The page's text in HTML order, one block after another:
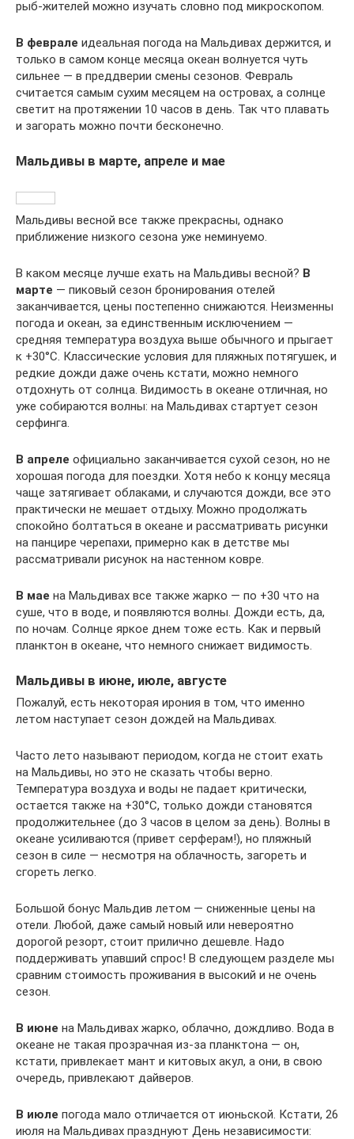
рыб-жителей можно изучать словно под микроскопом.
В феврале идеальная погода на Мальдивах держится, и
только в самом конце месяца океан волнуется чуть
сильнее — в преддверии смены сезонов. Февраль
считается самым сухим месяцем на островах, а солнце
светит на протяжении 10 часов в день. Так что плавать
и загорать можно почти бесконечно.
Мальдивы в марте, апреле и мае
Мальдивы весной все также прекрасны, однако
приближение низкого сезона уже неминуемо.
В каком месяце лучше ехать на Мальдивы весной? В
марте — пиковый сезон бронирования отелей
заканчивается, цены постепенно снижаются. Неизменны
погода и океан, за единственным исключением —
средняя температура воздуха выше обычного и прыгает
к +30°C. Классические условия для пляжных потягушек, и
редкие дожди даже очень кстати, можно немного
отдохнуть от солнца. Видимость в океане отличная, но
уже собираются волны: на Мальдивах стартует сезон
серфинга.
В апреле официально заканчивается сухой сезон, но не
хорошая погода для поездки. Хотя небо к концу месяца
чаще затягивает облаками, и случаются дожди, все это
практически не мешает отдыху. Можно продолжать
спокойно болтаться в океане и рассматривать рисунки
на панцире черепахи, примерно как в детстве мы
рассматривали рисунок на настенном ковре.
В мае на Мальдивах все также жарко — по +30 что на
суше, что в воде, и появляются волны. Дожди есть, да,
по ночам. Солнце яркое днем тоже есть. Как и первый
планктон в океане, что немного снижает видимость.
Мальдивы в июне, июле, августе
Пожалуй, есть некоторая ирония в том, что именно
летом наступает сезон дождей на Мальдивах.
Часто лето называют периодом, когда не стоит ехать
на Мальдивы, но это не сказать чтобы верно.
Температура воздуха и воды не падает критически,
остается также на +30°C, только дожди становятся
продолжительнее (до 3 часов в целом за день). Волны в
океане усиливаются (привет серферам!), но пляжный
сезон в силе — несмотря на облачность, загореть и
сгореть легко.
Большой бонус Мальдив летом — сниженные цены на
отели. Любой, даже самый новый или невероятно
дорогой резорт, стоит прилично дешевле. Надо
поддерживать упавший спрос! В следующем разделе мы
сравним стоимость проживания в высокий и не очень
сезон.
В июне на Мальдивах жарко, облачно, дождливо. Вода в
океане не такая прозрачная из-за планктона — он,
кстати, привлекает мант и китовых акул, а они, в свою
очередь, привлекают дайверов.
В июле погода мало отличается от июньской. Кстати, 26
июля на Мальдивах празднуют День независимости: